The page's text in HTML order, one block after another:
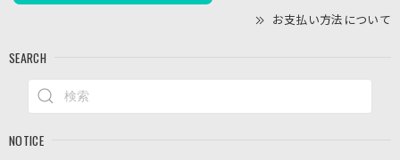
お支払い方法について
SEARCH
NOTICE